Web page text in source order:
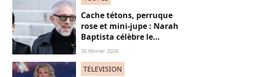
Cache tétons, perruque
rose et mini-jupe : Narah
Baptista célèbre le
carnaval de Rio avec son
de 30 ans son aîné
26 février 2026
TELEVISION